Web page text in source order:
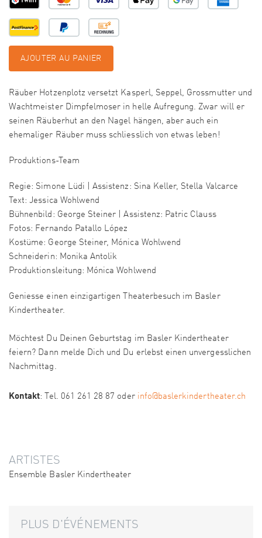
AJOUTER AU PANIER
Räuber Hotzenplotz versetzt Kasperl, Seppel, Grossmutter und
Wachtmeister Dimpfelmoser in helle Aufregung. Zwar will er
seinen Räuberhut an den Nagel hängen, aber auch ein
ehemaliger Räuber muss schliesslich von etwas leben!
Produktions-Team
Regie: Simone Lüdi | Assistenz: Sina Keller, Stella Valcarce
Text: Jessica Wohlwend
Bühnenbild: George Steiner | Assistenz: Patric Clauss
Fotos: Fernando Patallo López
Kostüme: George Steiner, Mónica Wohlwend
Schneiderin: Monika Antolik
Produktionsleitung: Mónica Wohlwend
Geniesse einen einzigartigen Theaterbesuch im Basler
Kindertheater.
Möchtest Du Deinen Geburtstag im Basler Kindertheater
feiern? Dann melde Dich und Du erlebst einen unvergesslichen
Nachmittag.
Kontakt: Tel. 061 261 28 87 oder info@baslerkindertheater.ch
ARTISTES
Ensemble Basler Kindertheater
PLUS D'ÉVÉNEMENTS